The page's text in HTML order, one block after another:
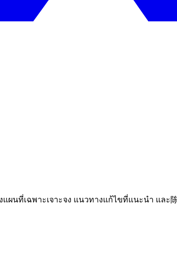
นที่เฉพาะเจาะจง แนวทางแก้ไขที่แนะนำ และ